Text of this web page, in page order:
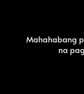
Mahahabang
na